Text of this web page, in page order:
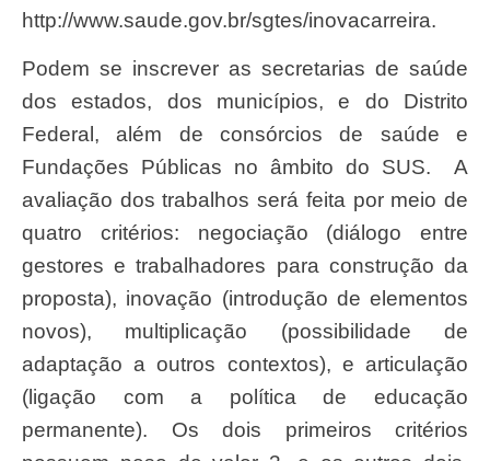
http://www.saude.gov.br/sgtes/inovacarreira.
Podem se inscrever as secretarias de saúde
dos estados, dos municípios, e do Distrito
Federal, além de consórcios de saúde e
Fundações Públicas no âmbito do SUS. A
avaliação dos trabalhos será feita por meio de
quatro critérios: negociação (diálogo entre
gestores e trabalhadores para construção da
proposta), inovação (introdução de elementos
novos), multiplicação (possibilidade de
adaptação a outros contextos), e articulação
(ligação com a política de educação
permanente). Os dois primeiros critérios